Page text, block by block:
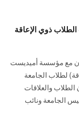
الطلاب ذوي الإعاقة
مع مؤسسة أﻣﻴﺪﻳﺴﺖ
لطلاب الجامعة
والعلاقات
الجامعة ونائب